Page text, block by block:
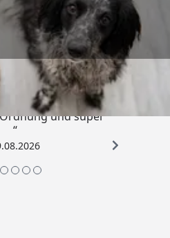
Shops
4,73/ 5
und super
“